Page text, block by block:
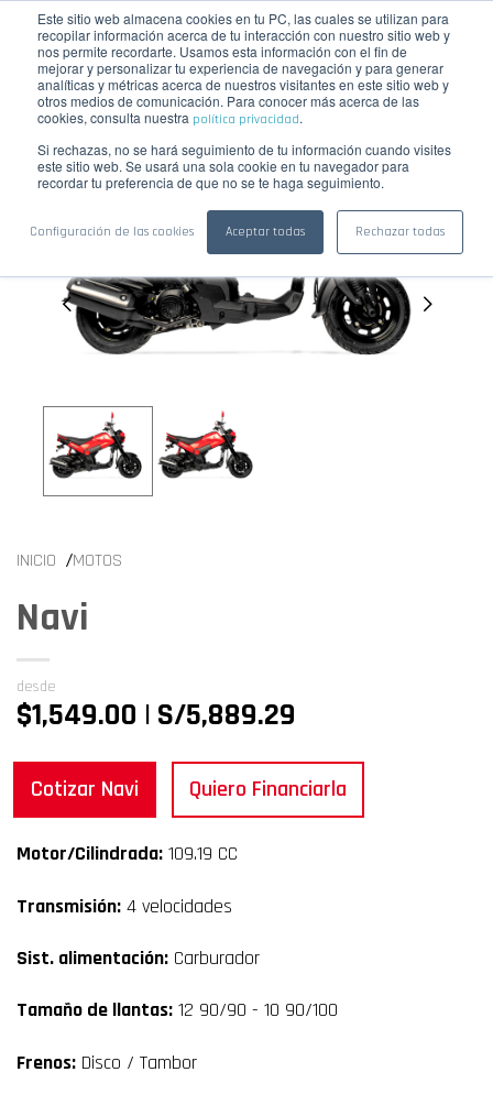
Este sitio web almacena cookies en tu PC, las cuales se utilizan para
recopilar información acerca de tu interacción con nuestro sitio web y
nos permite recordarte. Usamos esta información con el fin de
mejorar y personalizar tu experiencia de navegación y para generar
analíticas y métricas acerca de nuestros visitantes en este sitio web y
otros medios de comunicación. Para conocer más acerca de las
cookies, consulta nuestra política privacidad.
Si rechazas, no se hará seguimiento de tu información cuando visites
este sitio web. Se usará una sola cookie en tu navegador para
recordar tu preferencia de que no se te haga seguimiento.
Configuración de las cookies Aceptar todas Rechazar todas
☰ COTIZAR
INICIO /MOTOS
Navi
desde
$1,549.00 | S/5,889.29
Cotizar Navi Quiero Financiarla
Motor/Cilindrada: 109.19 CC
Transmisión: 4 velocidades
Sist. alimentación: Carburador
Tamaño de llantas: 12 90/90 - 10 90/100
Frenos: Disco / Tambor